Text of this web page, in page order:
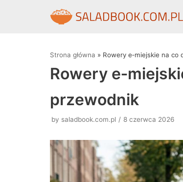
Strona główna » Rowery e‑miejskie na
Rowery
przewodnik
by saladbook.com.pl 8 czerwca 2026